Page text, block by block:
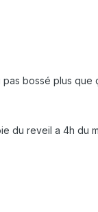
bossé plus que
du reveil a 4h du